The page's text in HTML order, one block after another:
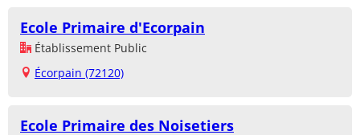
Ecole Primaire d'Ecorpain
Établissement Public
Écorpain (72120)
Ecole Primaire des Noisetiers